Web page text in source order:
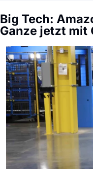
Big Tech:
Ganze jetzt mit